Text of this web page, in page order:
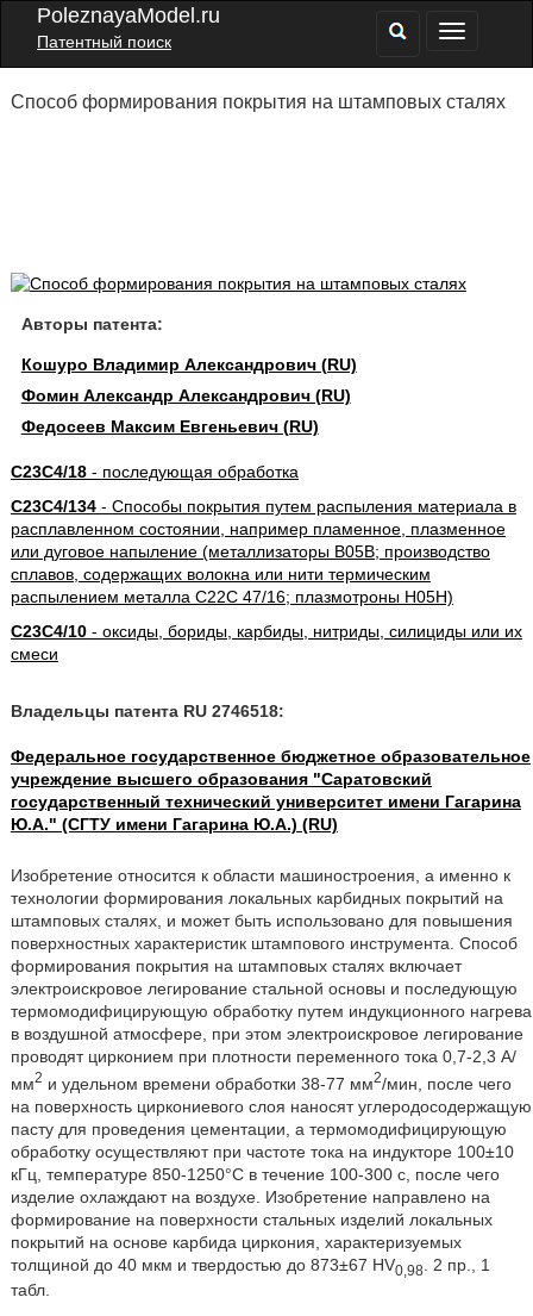
PoleznayaModel.ru
Патентный поиск
Способ формирования покрытия на штамповых сталях
Авторы патента:
Кошуро Владимир Александрович (RU)
Фомин Александр Александрович (RU)
Федосеев Максим Евгеньевич (RU)
C23C4/18- последующая обработка
C23C4/134- Способы покрытия путем распыления материала в
расплавленном состоянии, например пламенное, плазменное
или дуговое напыление (металлизаторы B05B; производство
сплавов, содержащих волокна или нити термическим
распылением металла C22C 47/16; плазмотроны H05H)
C23C4/10- оксиды, бориды, карбиды, нитриды, силициды или их
смеси
Владельцы патента RU 2746518:
Федеральное государственное бюджетное образовательное
учреждение высшего образования "Саратовский
государственный технический университет имени Гагарина
Ю.А." (СГТУ имени Гагарина Ю.А.) (RU)
Изобретение относится к области машиностроения, а именно к
технологии формирования локальных карбидных покрытий на
штамповых сталях, и может быть использовано для повышения
поверхностных характеристик штампового инструмента. Способ
формирования покрытия на штамповых сталях включает
электроискровое легирование стальной основы и последующую
термомодифицирующую обработку путем индукционного нагрева
в воздушной атмосфере, при этом электроискровое легирование
проводят цирконием при плотности переменного тока 0,7-2,3 А/
мм2 и удельном времени обработки 38-77 мм2/мин, после чего
на поверхность циркониевого слоя наносят углеродосодержащую
пасту для проведения цементации, а термомодифицирующую
обработку осуществляют при частоте тока на индукторе 100±10
кГц, температуре 850-1250°С в течение 100-300 с, после чего
изделие охлаждают на воздухе. Изобретение направлено на
формирование на поверхности стальных изделий локальных
покрытий на основе карбида циркония, характеризуемых
толщиной до 40 мкм и твердостью до 873±67 HV0,98
. 2 пр., 1
табл.